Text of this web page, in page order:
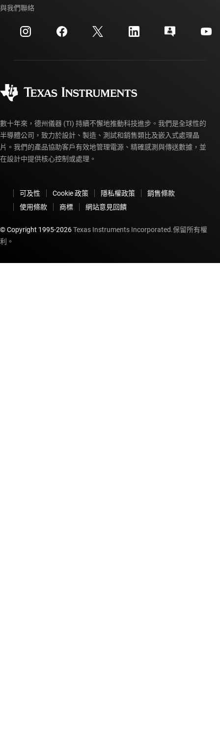
活動
投資人關系
交互參考搜索
客戶支援中心
myTI 帳戶常見問題解答
訂購 FAQ
與我們聯絡
數十年來，德州儀器 (TI) 持續不懈地推動科技進步。我們是全球性的
半導體公司，致力於設計、製造、測試和銷售類比及嵌入式處理晶
片。我們的產品協助客戶有效地管理電源、精確感測與傳送數據，並
在設計中提供核心控制或處理。
可及性 Cookie 政策 隱私權政策
銷售條款
使用條款
商標 網站意見回饋
© Copyright 1995-2026Texas Instruments Incorporated.保留所有權
利。